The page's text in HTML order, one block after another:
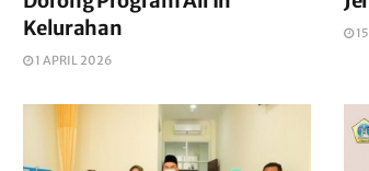
Kelurahan
1 APRIL 2026